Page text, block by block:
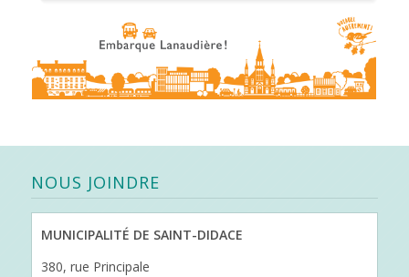
NOUS JOINDRE
MUNICIPALITÉ DE SAINT-DIDACE
380, rue Principale